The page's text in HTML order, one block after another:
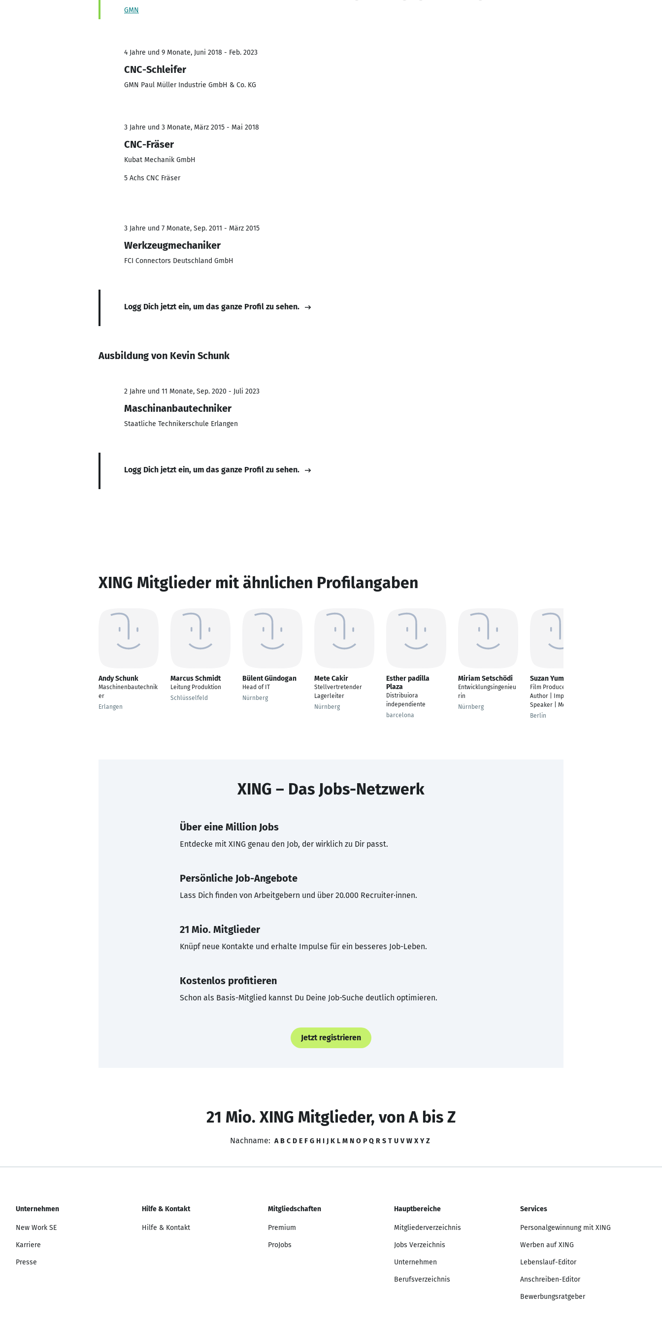
GMN
4 Jahre und 9 Monate, Juni 2018 - Feb. 2023
CNC-Schleifer
GMN Paul Müller Industrie GmbH & Co. KG
3 Jahre und 3 Monate, März 2015 - Mai 2018
CNC-Fräser
Kubat Mechanik GmbH
5 Achs CNC Fräser
3 Jahre und 7 Monate, Sep. 2011 - März 2015
Werkzeugmechaniker
FCI Connectors Deutschland GmbH
Logg Dich jetzt ein, um das ganze Profil zu sehen.
Ausbildung von Kevin Schunk
2 Jahre und 11 Monate, Sep. 2020 - Juli 2023
Maschinanbautechniker
Staatliche Technikerschule Erlangen
Logg Dich jetzt ein, um das ganze Profil zu sehen.
XING Mitglieder mit ähnlichen Profilangaben
Andy Schunk
Maschinenbautechnik
er
Erlangen
Marcus Schmidt
Leitung Produktion
Schlüsselfeld
Bülent Gündogan
Head of IT
Nürnberg
Mete Cakir
Stellvertretender
Lagerleiter
Nürnberg
Esther padilla
Plaza
Distribuiora
independiente
barcelona
Miriam Setschödi
Entwicklungsingenieu
rin
Nürnberg
Suzan Yumerova
Film Producer |
Author | Impact
Speaker | Mentor
Berlin
XING – Das Jobs-Netzwerk
Über eine Million Jobs
Entdecke mit XING genau den Job, der wirklich zu Dir passt.
Persönliche Job-Angebote
Lass Dich finden von Arbeitgebern und über 20.000 Recruiter·innen.
21 Mio. Mitglieder
Knüpf neue Kontakte und erhalte Impulse für ein besseres Job-Leben.
Kostenlos profitieren
Schon als Basis-Mitglied kannst Du Deine Job-Suche deutlich optimieren.
Jetzt registrieren
21 Mio. XING Mitglieder, von A bis Z
Nachname: A B C D E F G H I J K L M N O P Q R S T U V W X Y Z
Unternehmen
New Work SE
Karriere
Presse
Hilfe & Kontakt
Hilfe & Kontakt
Mitgliedschaften
Premium
ProJobs
Hauptbereiche
Mitgliederverzeichnis
Jobs Verzeichnis
Unternehmen
Berufsverzeichnis
Services
Personalgewinnung mit XING
Werben auf XING
Lebenslauf-Editor
Anschreiben-Editor
Bewerbungsratgeber